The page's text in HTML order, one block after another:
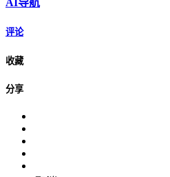
AI导航
评论
收藏
分享